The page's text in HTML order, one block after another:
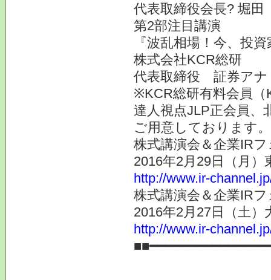
代表取締役会長? 堀
第2部注目講演
『波乱相場！今、投
株式会社KCR総研
代表取締役 証券ア
※KCR総研有料会員（
達人視点JLP正会員、
ご用意しております。
株式講演会＆企業IR
2016年2月29日（月
http://www.ir-
株式講演会＆企業IR
2016年2月27日（土
http://www.ir-